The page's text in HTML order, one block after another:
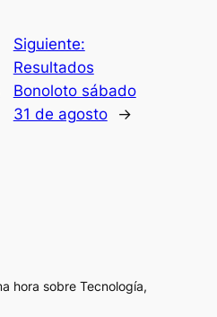
Siguiente:
Resultados
Bonoloto sábado
31 de agosto
→
hora sobre Tecnología,